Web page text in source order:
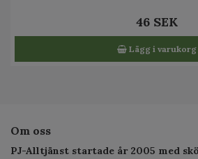
46 SEK
Lägg i varukorg
Om oss
PJ-Alltjänst startade år 2005 med